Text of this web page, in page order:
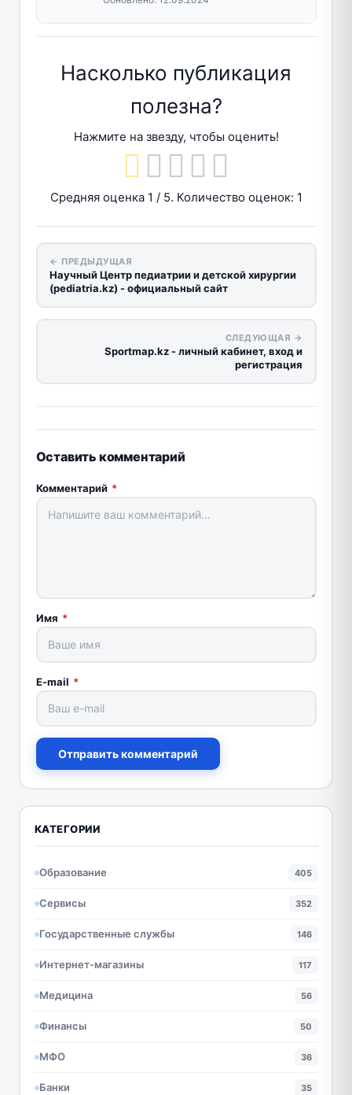
Насколько публикация
полезна?
Нажмите на звезду, чтобы оценить!
Средняя оценка 1 / 5. Количество оценок: 1
← ПРЕДЫДУЩАЯ
Научный Центр педиатрии и детской хирургии
(pediatria.kz) - официальный сайт
СЛЕДУЮЩАЯ →
Sportmap.kz - личный кабинет, вход и
регистрация
Оставить комментарий
Комментарий *
Имя *
E-mail *
Отправить комментарий
КАТЕГОРИИ
Образование 405
Сервисы 352
Государственные службы 146
Интернет-магазины 117
Медицина 56
Финансы 50
МФО 36
Банки 35